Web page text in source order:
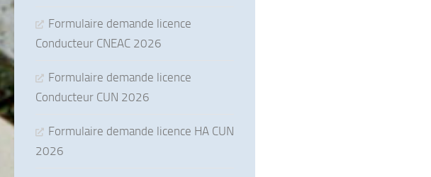
Formulaire demande licence
Conducteur CNEAC 2026
Formulaire demande licence
Conducteur CUN 2026
Formulaire demande licence HA CUN
2026